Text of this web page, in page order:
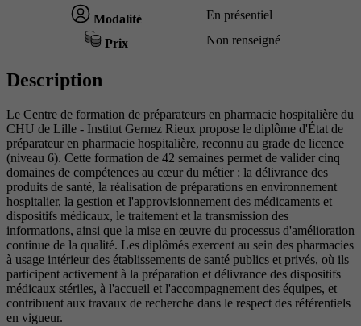
Modalité En présentiel
Prix Non renseigné
Description
Le Centre de formation de préparateurs en pharmacie hospitalière du
CHU de Lille - Institut Gernez Rieux propose le diplôme d'État de
préparateur en pharmacie hospitalière, reconnu au grade de licence
(niveau 6). Cette formation de 42 semaines permet de valider cinq
domaines de compétences au cœur du métier : la délivrance des
produits de santé, la réalisation de préparations en environnement
hospitalier, la gestion et l'approvisionnement des médicaments et
dispositifs médicaux, le traitement et la transmission des
informations, ainsi que la mise en œuvre du processus d'amélioration
continue de la qualité. Les diplômés exercent au sein des pharmacies
à usage intérieur des établissements de santé publics et privés, où ils
participent activement à la préparation et délivrance des dispositifs
médicaux stériles, à l'accueil et l'accompagnement des équipes, et
contribuent aux travaux de recherche dans le respect des référentiels
en vigueur.